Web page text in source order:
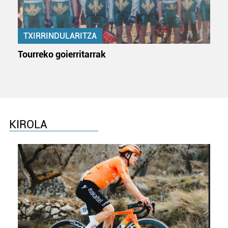
TXIRRINDULARITZA
Tourreko goierritarrak
KIROLA